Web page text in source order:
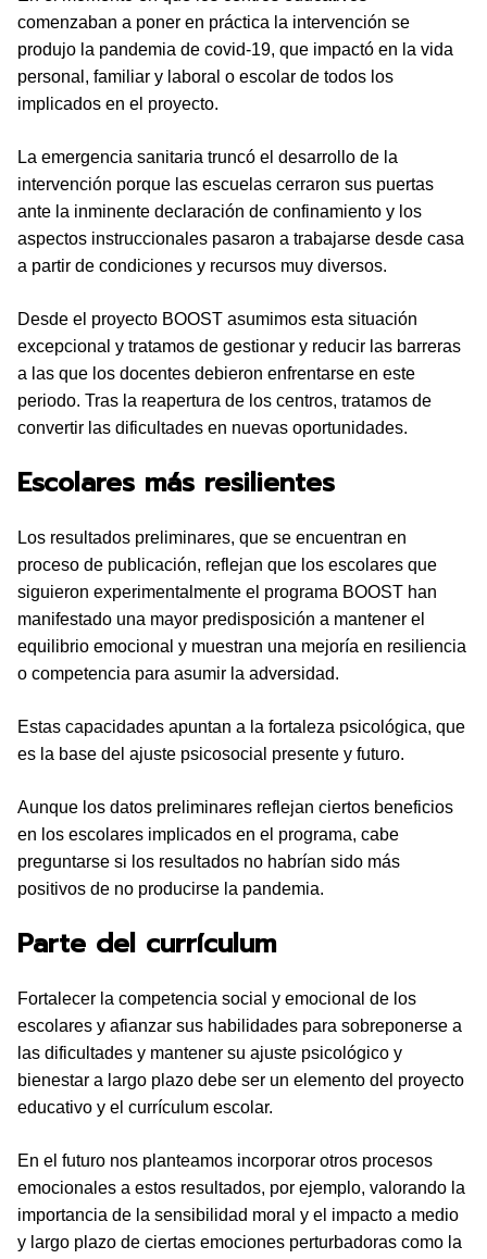
comenzaban a poner en práctica la intervención se
produjo la pandemia de covid-19, que impactó en la vida
personal, familiar y laboral o escolar de todos los
implicados en el proyecto.
La emergencia sanitaria truncó el desarrollo de la
intervención porque las escuelas cerraron sus puertas
ante la inminente declaración de confinamiento y los
aspectos instruccionales pasaron a trabajarse desde casa
a partir de condiciones y recursos muy diversos.
Desde el proyecto BOOST asumimos esta situación
excepcional y tratamos de gestionar y reducir las barreras
a las que los docentes debieron enfrentarse en este
periodo. Tras la reapertura de los centros, tratamos de
convertir las dificultades en nuevas oportunidades.
Escolares más resilientes
Los resultados preliminares, que se encuentran en
proceso de publicación, reflejan que los escolares que
siguieron experimentalmente el programa BOOST han
manifestado una mayor predisposición a mantener el
equilibrio emocional y muestran una mejoría en resiliencia
o competencia para asumir la adversidad.
Estas capacidades apuntan a la fortaleza psicológica, que
es la base del ajuste psicosocial presente y futuro.
Aunque los datos preliminares reflejan ciertos beneficios
en los escolares implicados en el programa, cabe
preguntarse si los resultados no habrían sido más
positivos de no producirse la pandemia.
Parte del currículum
Fortalecer la competencia social y emocional de los
escolares y afianzar sus habilidades para sobreponerse a
las dificultades y mantener su ajuste psicológico y
bienestar a largo plazo debe ser un elemento del proyecto
educativo y el currículum escolar.
En el futuro nos planteamos incorporar otros procesos
emocionales a estos resultados, por ejemplo, valorando la
importancia de la sensibilidad moral y el impacto a medio
y largo plazo de ciertas emociones perturbadoras como la